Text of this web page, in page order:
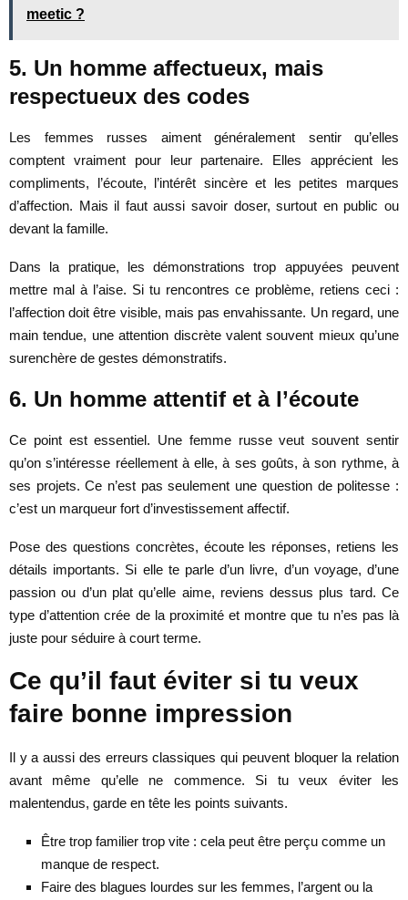
meetic ?
5. Un homme affectueux, mais
respectueux des codes
Les femmes russes aiment généralement sentir qu’elles
comptent vraiment pour leur partenaire. Elles apprécient les
compliments, l’écoute, l’intérêt sincère et les petites marques
d’affection. Mais il faut aussi savoir doser, surtout en public ou
devant la famille.
Dans la pratique, les démonstrations trop appuyées peuvent
mettre mal à l’aise. Si tu rencontres ce problème, retiens ceci :
l’affection doit être visible, mais pas envahissante. Un regard, une
main tendue, une attention discrète valent souvent mieux qu’une
surenchère de gestes démonstratifs.
6. Un homme attentif et à l’écoute
Ce point est essentiel. Une femme russe veut souvent sentir
qu’on s’intéresse réellement à elle, à ses goûts, à son rythme, à
ses projets. Ce n’est pas seulement une question de politesse :
c’est un marqueur fort d’investissement affectif.
Pose des questions concrètes, écoute les réponses, retiens les
détails importants. Si elle te parle d’un livre, d’un voyage, d’une
passion ou d’un plat qu’elle aime, reviens dessus plus tard. Ce
type d’attention crée de la proximité et montre que tu n’es pas là
juste pour séduire à court terme.
Ce qu’il faut éviter si tu veux
faire bonne impression
Il y a aussi des erreurs classiques qui peuvent bloquer la relation
avant même qu’elle ne commence. Si tu veux éviter les
malentendus, garde en tête les points suivants.
Être trop familier trop vite : cela peut être perçu comme un
manque de respect.
Faire des blagues lourdes sur les femmes, l’argent ou la